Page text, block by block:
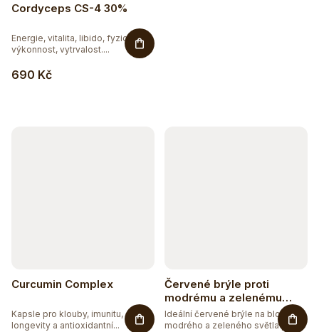
Cordyceps CS-4 30%
690 Kč
Energie, vitalita, libido, fyzická
výkonnost, vytrvalost....
Sleva až 20 %
Curcumin Complex
Kapsle pro klouby, imunitu,
longevity a antioxidantní...
Červené brýle proti
modrému a zelenému
světlu světlé
Ideální červené brýle na blokaci
modrého a zeleného světla pro...